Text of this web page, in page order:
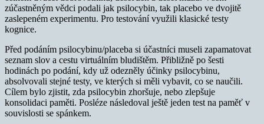
zúčastněným vědci podali jak psilocybin, tak placebo ve dvojitě
zaslepeném experimentu. Pro testování využili klasické testy
kognice.
Před podáním psilocybinu/placeba si účastníci museli zapamatovat
seznam slov a cestu virtuálním bludištěm. Přibližně po šesti
hodinách po podání, kdy už odezněly účinky psilocybinu,
absolvovali stejné testy, ve kterých si měli vybavit, co se naučili.
Cílem bylo zjistit, zda psilocybin zhoršuje, nebo zlepšuje
konsolidaci paměti. Posléze následoval ještě jeden test na paměť v
souvislosti se spánkem.